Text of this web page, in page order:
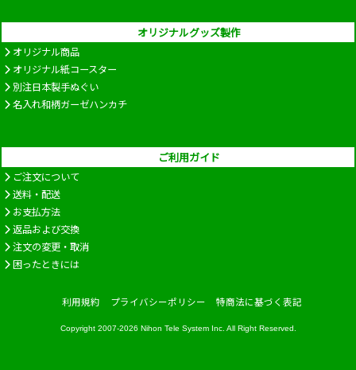
オリジナルグッズ製作
オリジナル商品
オリジナル紙コースター
別注日本製手ぬぐい
名入れ和柄ガーゼハンカチ
ご利用ガイド
ご注文について
送料・配送
お支払方法
返品および交換
注文の変更・取消
困ったときには
利用規約 プライバシーポリシー 特商法に基づく表記
Copyright 2007-2026 Nihon Tele System Inc. All Right Reserved.